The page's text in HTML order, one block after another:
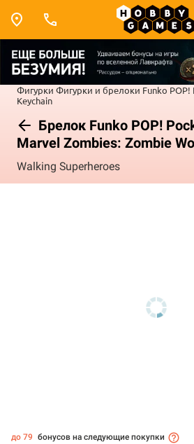
Фигурки Фигурки и брелоки Funko POP!
Keychain
Брелок Funko POP!
Marvel Zombies: Zombie
Walking Superheroes
до 79 бонусов на следующие покупки